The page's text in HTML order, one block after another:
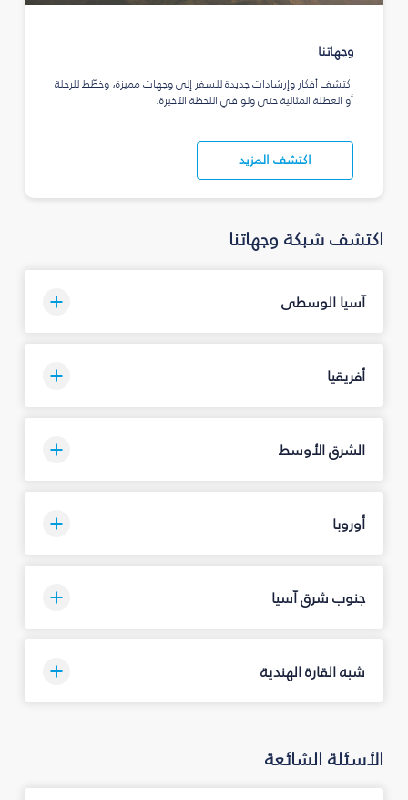
وجهاتنا
اكتشف أفكار وإرشادات جديدة للسفر إلى وجهات مميزة، وخطّط للرحلة
أو العطلة المثالية حتى ولو في اللحظة الأخيرة.
اكتشف المزيد
اكتشف شبكة وجهاتنا
آسيا الوسطى
أفريقيا
الشرق الأوسط
أوروبا
جنوب شرق آسيا
شبه القارة الهندية
الأسئلة الشائعة